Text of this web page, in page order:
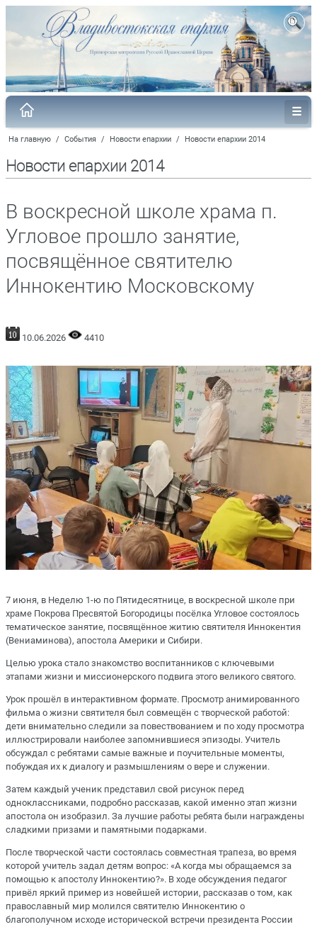
На главную / События / Новости епархии / Новости епархии 2014
Новости епархии 2014
В воскресной школе храма п.
Угловое прошло занятие,
посвящённое святителю
Иннокентию Московскому
10.06.2026 4410
7 июня, в Неделю 1-ю по Пятидесятнице, в воскресной школе при
храме Покрова Пресвятой Богородицы посёлка Угловое состоялось
тематическое занятие, посвящённое житию святителя Иннокентия
(Вениаминова), апостола Америки и Сибири.
Целью урока стало знакомство воспитанников с ключевыми
этапами жизни и миссионерского подвига этого великого святого.
Урок прошёл в интерактивном формате. Просмотр анимированного
фильма о жизни святителя был совмещён с творческой работой:
дети внимательно следили за повествованием и по ходу просмотра
иллюстрировали наиболее запомнившиеся эпизоды. Учитель
обсуждал с ребятами самые важные и поучительные моменты,
побуждая их к диалогу и размышлениям о вере и служении.
Затем каждый ученик представил свой рисунок перед
одноклассниками, подробно рассказав, какой именно этап жизни
апостола он изобразил. За лучшие работы ребята были награждены
сладкими призами и памятными подарками.
После творческой части состоялась совместная трапеза, во время
которой учитель задал детям вопрос: «А когда мы обращаемся за
помощью к апостолу Иннокентию?». В ходе обсуждения педагог
привёл яркий пример из новейшей истории, рассказав о том, как
православный мир молился святителю Иннокентию о
благополучном исходе исторической встречи президента России